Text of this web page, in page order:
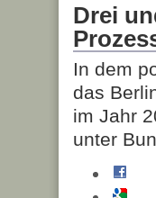
Drei
In dem
das
im Jahr
unter